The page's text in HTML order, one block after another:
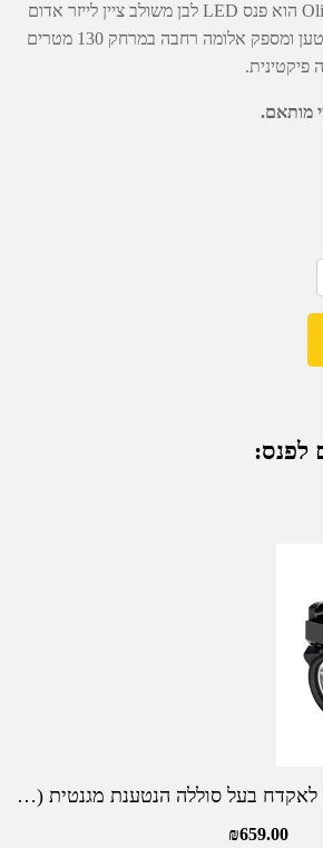
ה-Olight Baldr RL MINI הוא פנס LED לבן משולב ציין לייזר אדום
קומפקטי לנשק. הפנס נטען ומספק אלומה רחבה במרחק 130 מטרים
פיקטינית.
מותאם.
לפנס:
₪659.00